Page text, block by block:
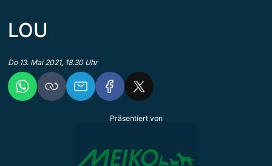
LOU
Do 13. Mai 2021, 18.30 Uhr
Präsentiert von